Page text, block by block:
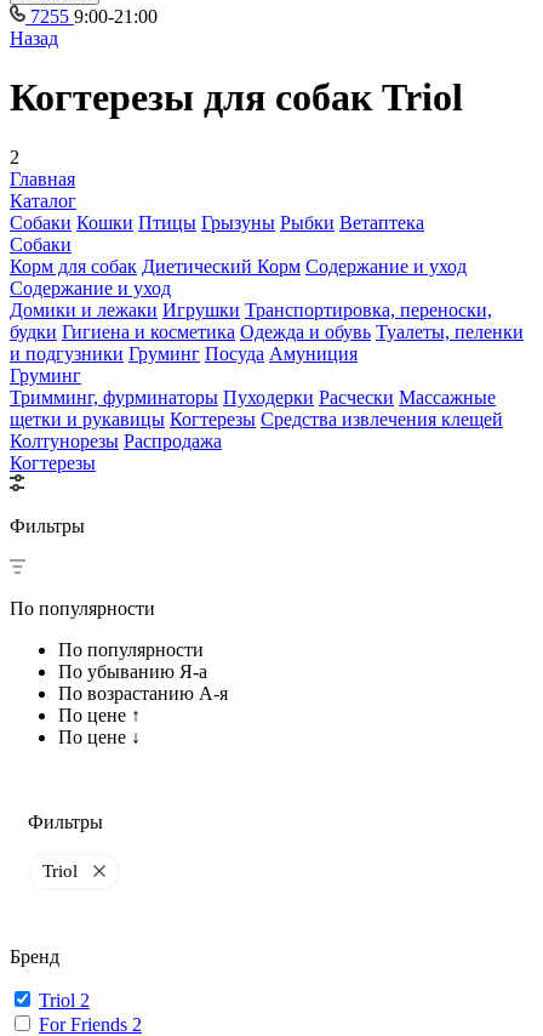
7255 9:00-21:00
Назад
Когтерезы для собак Triol
2
Главная
Каталог
Собаки Кошки Птицы Грызуны Рыбки Ветаптека
Собаки
Корм для собак Диетический Корм Содержание и уход
Содержание и уход
Домики и лежаки Игрушки Транспортировка, переноски,
будки Гигиена и косметика Одежда и обувь Туалеты, пеленки
и подгузники Груминг Посуда Амуниция
Груминг
Тримминг, фурминаторы Пуходерки Расчески Массажные
щетки и рукавицы Когтерезы Средства извлечения клещей
Колтунорезы Распродажа
Когтерезы
Фильтры
По популярности
По популярности
По убыванию Я-а
По возрастанию А-я
По цене ↑
По цене ↓
Фильтры
Triol
Бренд
Triol 2
For Friends 2